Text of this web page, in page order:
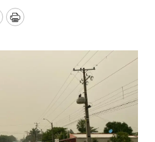
Print